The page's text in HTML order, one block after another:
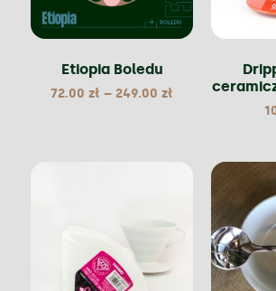
Etiopia Boledu
72.00 zł – 249.00 zł